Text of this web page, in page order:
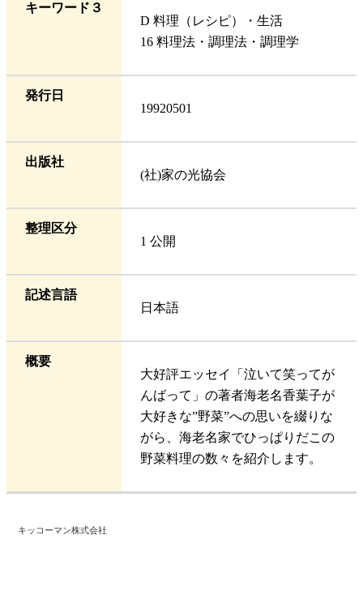
キーワード３
D 料理（レシピ）・生活
16 料理法・調理法・調理学
発行日
19920501
出版社
(社)家の光協会
整理区分
1 公開
記述言語
日本語
概要
大好評エッセイ「泣いて笑ってが
んばって」の著者海老名香葉子が
大好きな”野菜”への思いを綴りな
がら、海老名家でひっぱりだこの
野菜料理の数々を紹介します。
キッコーマン株式会社